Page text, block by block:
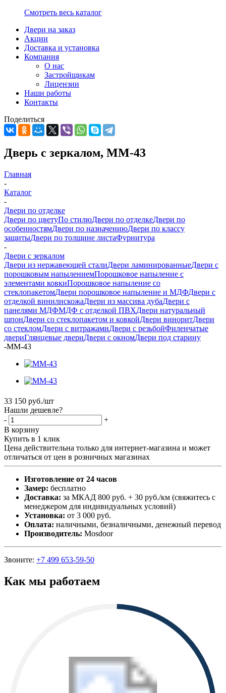
Смотреть весь каталог
Двери на заказ
Акции
Доставка и установка
Компания
О нас
Застройщикам
Лицензии
Наши работы
Контакты
Поделиться
Дверь с зеркалом, ММ-43
Главная
-
Каталог
-
Двери по отделке
Двери по цветуПо стилюДвери по отделкеДвери по
особенностямДвери по назначениюДвери по классу
защитыДвери по толщине листаФурнитура
-
Двери с зеркалом
Двери из нержавеющей сталиДвери ламинированныеДвери с
порошковым напылениемПорошковое напыление с
элементами ковкиПорошковое напыление со
стеклопакетомДвери порошковое напыление и МДФДвери с
отделкой винилискожаДвери из массива дубаДвери с
панелями МДФМДФ с отделкой ПВХДвери натуральный
шпонДвери со стеклопакетом и ковкойДвери виноритДвери
со стекломДвери с витражамиДвери с резьбойФиленчатые
двериГлянцевые двериДвери с окномДвери под старину
-ММ-43
33 150 руб./шт
Нашли дешевле?
-
+
В корзину
Купить в 1 клик
Цена действительна только для интернет-магазина и может
отличаться от цен в розничных магазинах
Изготовление от 24 часов
Замер: бесплатно
Доставка: за МКАД 800 руб. + 30 руб./км (свяжитесь с
менеджером для индивидуальных условий)
Установка: от 3 000 руб.
Оплата: наличными, безналичными, денежный перевод
Производитель: Mosdoor
Звоните: +7 499 653-59-50
Как мы работаем